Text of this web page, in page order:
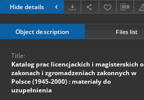
Hide details
Object description Files list
Title:
Katalog prac licencjackich i magisterskich o
zakonach i zgromadzeniach zakonnych w
Polsce (1945-2000) : materiały do
uzupełnienia